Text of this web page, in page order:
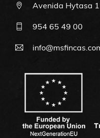
Avenida Hytasa
954 65 49 00